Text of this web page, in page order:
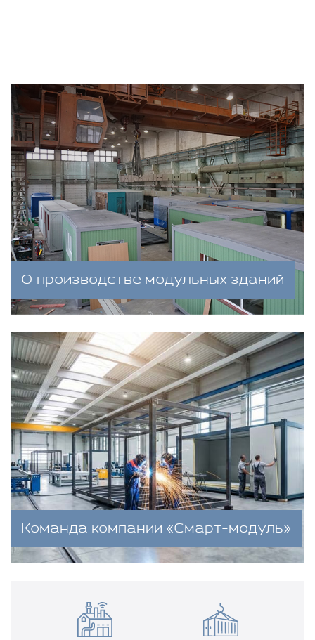
О производстве модульных зданий
Команда компании «Смарт-модуль»